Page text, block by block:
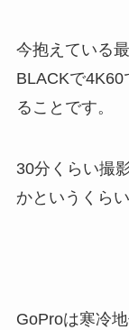
今抱えている
BLACKで
ることです。
30分くらい撮
かというくら
GoProは寒冷